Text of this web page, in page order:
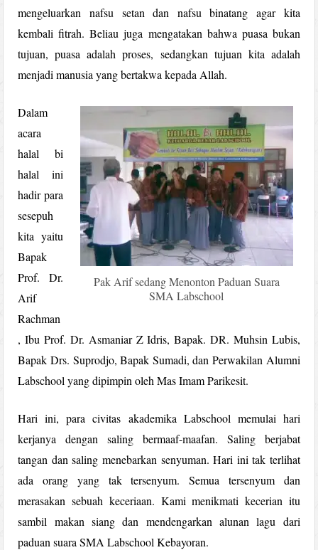
mengeluarkan nafsu setan dan nafsu binatang agar kita
kembali fitrah. Beliau juga mengatakan bahwa puasa bukan
tujuan, puasa adalah proses, sedangkan tujuan kita adalah
menjadi manusia yang bertakwa kepada Allah.
Pak Arif sedang Menonton Paduan Suara
SMA Labschool
Dalam
acara
halal bi
halal ini
hadir para
sesepuh
kita yaitu
Bapak
Prof. Dr.
Arif
Rachman
, Ibu Prof. Dr. Asmaniar Z Idris, Bapak. DR. Muhsin Lubis,
Bapak Drs. Suprodjo, Bapak Sumadi, dan Perwakilan Alumni
Labschool yang dipimpin oleh Mas Imam Parikesit.
Hari ini, para civitas akademika Labschool memulai hari
kerjanya dengan saling bermaaf-maafan. Saling berjabat
tangan dan saling menebarkan senyuman. Hari ini tak terlihat
ada orang yang tak tersenyum. Semua tersenyum dan
merasakan sebuah keceriaan. Kami menikmati kecerian itu
sambil makan siang dan mendengarkan alunan lagu dari
paduan suara SMA Labschool Kebayoran.